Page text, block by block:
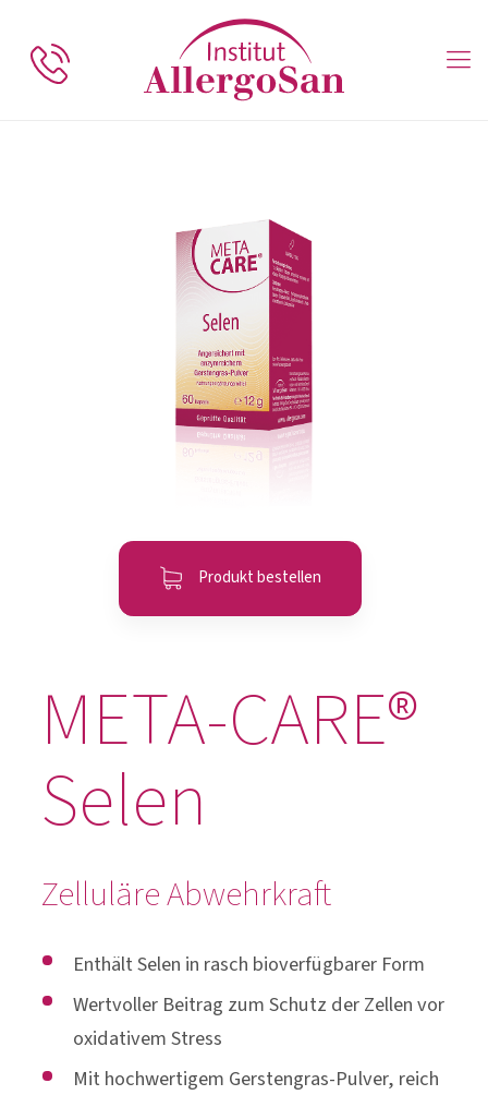
Produkt bestellen
META-CARE®
Selen
Zelluläre Abwehrkraft
Enthält Selen in rasch bioverfügbarer Form
Wertvoller Beitrag zum Schutz der Zellen vor
oxidativem Stress
Mit hochwertigem Gerstengras-Pulver, reich